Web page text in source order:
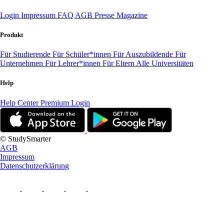
Login Impressum FAQ AGB Presse Magazine
Produkt
Für Studierende Für Schüler*innen Für Auszubildende Für
Unternehmen Für Lehrer*innen Für Eltern Alle Universitäten
Help
Help CenterPremium Login
© StudySmarter
AGB
Impressum
Datenschutzerklärung